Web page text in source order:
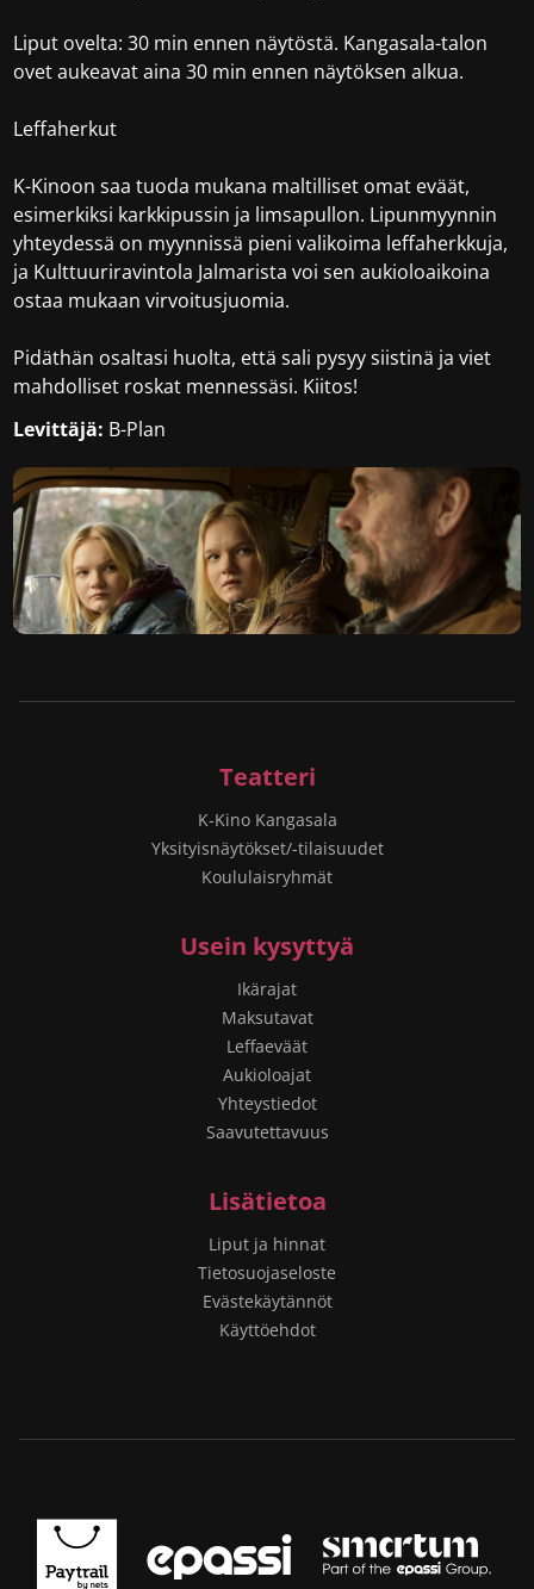
Liput ovelta: 30 min ennen näytöstä. Kangasala-talon
ovet aukeavat aina 30 min ennen näytöksen alkua.
Leffaherkut
K-Kinoon saa tuoda mukana maltilliset omat eväät,
esimerkiksi karkkipussin ja limsapullon. Lipunmyynnin
yhteydessä on myynnissä pieni valikoima leffaherkkuja,
ja Kulttuuriravintola Jalmarista voi sen aukioloaikoina
ostaa mukaan virvoitusjuomia.
Pidäthän osaltasi huolta, että sali pysyy siistinä ja viet
mahdolliset roskat mennessäsi. Kiitos!
Levittäjä: B-Plan
Teatteri
K-Kino Kangasala
Yksityisnäytökset/-tilaisuudet
Koululaisryhmät
Usein kysyttyä
Ikärajat
Maksutavat
Leffaeväät
Aukioloajat
Yhteystiedot
Saavutettavuus
Lisätietoa
Liput ja hinnat
Tietosuojaseloste
Evästekäytännöt
Käyttöehdot